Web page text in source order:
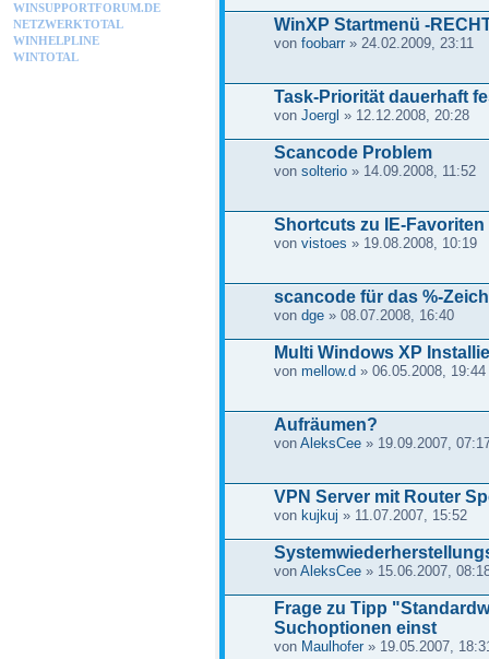
WinXP Startmenü -
von foobarr» 24.02.2009, 23:11
Task-Priorität dauerhaft
von Joergl » 12.12.2008, 20:28
Scancode Problem
von solterio» 14.09.2008, 11:52
Shortcuts zu IE-Favoriten
von vistoes » 19.08.2008, 10:19
scancode für das %-
von dge» 08.07.2008, 16:40
Multi Windows XP
von mellow.d » 06.05.2008, 19:44
Aufräumen?
von AleksCee» 19.09.2007,
VPN Server mit Router
von kujkuj » 11.07.2007, 15:52
von AleksCee» 15.06.2007,
Frage zu Tipp
Suchoptionen einst
von Maulhofer» 19.05.2007,
WINSUPPORTFORUM.DE
NETZWERKTOTAL
WINHELPLINE
WINTOTAL